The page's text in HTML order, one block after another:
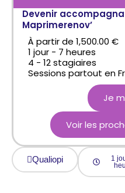
Devenir
Maprimerenov’
À partir de 1,500.00 €
1 jour - 7 heures
4 - 12 stagiaires
Sessions partout en
Je
Voir les
Qualiopi
1